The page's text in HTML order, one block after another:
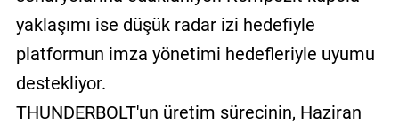
yaklaşımı ise düşük radar izi hedefiyle
platformun imza yönetimi hedefleriyle uyumu
destekliyor.
THUNDERBOLT'un üretim sürecinin, Haziran